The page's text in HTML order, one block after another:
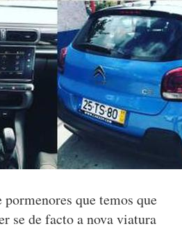
que temos que
se de facto a nova viatura